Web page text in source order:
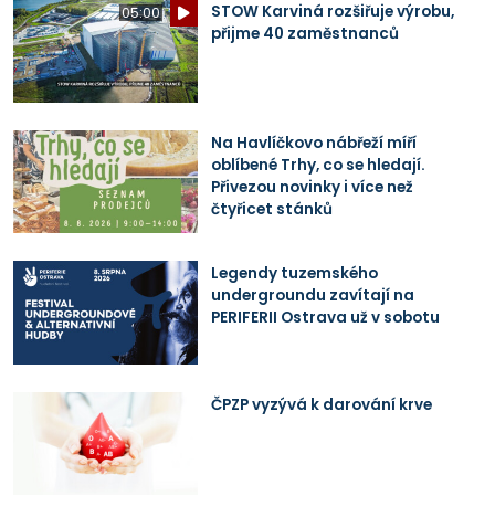
05:00
STOW Karviná rozšiřuje výrobu,
přijme 40 zaměstnanců
Na Havlíčkovo nábřeží míří
oblíbené Trhy, co se hledají.
Přivezou novinky i více než
čtyřicet stánků
Legendy tuzemského
undergroundu zavítají na
PERIFERII Ostrava už v sobotu
ČPZP vyzývá k darování krve